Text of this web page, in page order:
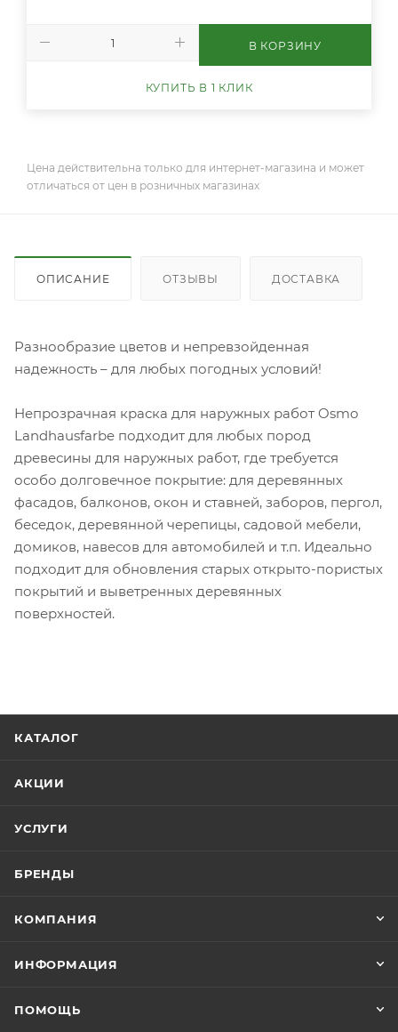
В КОРЗИНУ
КУПИТЬ В 1 КЛИК
Цена действительна только для интернет-магазина и может
отличаться от цен в розничных магазинах
ОПИСАНИЕ ОТЗЫВЫ ДОСТАВКА
Разнообразие цветов и непревзойденная
надежность – для любых погодных условий!
Непрозрачная краска для наружных работ Osmo
Landhausfarbe подходит для любых пород
древесины для наружных работ, где требуется
особо долговечное покрытие: для деревянных
фасадов, балконов, окон и ставней, заборов, пергол,
беседок, деревянной черепицы, садовой мебели,
домиков, навесов для автомобилей и т.п. Идеально
подходит для обновления старых открыто-пористых
покрытий и выветренных деревянных
поверхностей.
КАТАЛОГ
АКЦИИ
УСЛУГИ
БРЕНДЫ
КОМПАНИЯ
ИНФОРМАЦИЯ
ПОМОЩЬ